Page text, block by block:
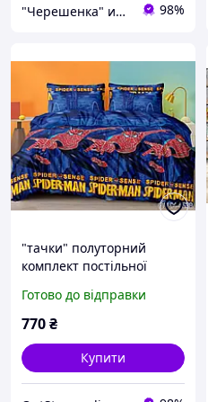
"Черешенка" интернет-магазин оптово-розничной торговли 98%
"тачки" полуторний
комплект постільної
дитячим малюнком,
тканина сатин 100%
Готово до відправки
770₴
Купити